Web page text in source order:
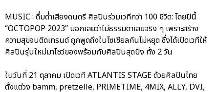
MUSIC : ดื่มด่ำเสียงดนตรี ศิลปินร่วมเวทีกว่า 100 ชีวิต: โดยปีนี้
“OCTOPOP 2023” บอกเลยว่าไม่ธรรมดาเลยจริง ๆ เพราะสร้าง
ความสุขจนติดเทรนด์ ถูกพูดถึงในโซเชียลกันไม่หยุด ซึ่งได้เปิดเวทีให้
ศิลปินรุ่นใหม่มาโชว์ของพร้อมกับศิลปินสุดปัง ทั้ง 2 วัน
ในวันที่ 21 ตุลาคม เปิดเวที ATLANTIS STAGE ด้วยศิลปินไทย
ตั้งแต่วง bamm, pretzelle, PRIMETIME, 4MIX, ALLY, DVI,